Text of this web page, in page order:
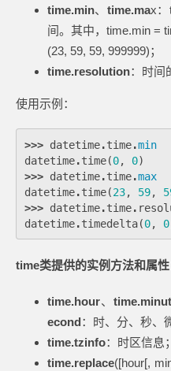
time.min、 time.max：
间。其中，time.min =
(23, 59, 59, 999999)；
time.resolution：时间
使用示例：
>>> datetime.time.min
datetime.time(0, 0)
>>> datetime.time.max
datetime.time(23, 59,
>>> datetime.time.
datetime.timedelta(0, 0
time类提供的实例方法和属性
time.hour、
econd：时、分、秒、
time.tzinfo：时区信息；
time.replace([hour[,